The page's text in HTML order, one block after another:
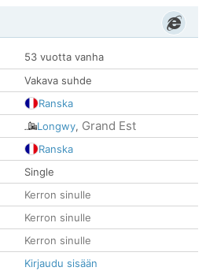
53 vuotta vanha
Vakava suhde
Ranska
Longwy, Grand Est
Ranska
Single
Kerron sinulle
Kerron sinulle
Kerron sinulle
Kirjaudu sisään